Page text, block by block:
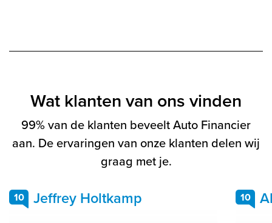
Wat klanten van ons vinden
99% van de klanten beveelt Auto Financier
aan. De ervaringen van onze klanten delen wij
graag met je.
10 Jeffrey Holtkamp 10